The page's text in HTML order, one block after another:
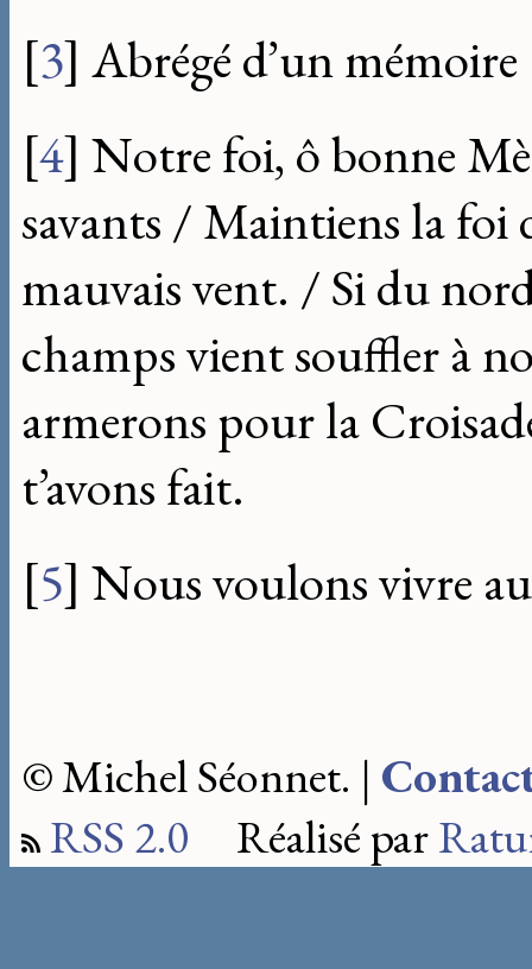
[3] Abrégé d’un mémoire
[4] Notre foi, ô bonne
savants / Maintiens la foi
mauvais vent. / Si du
champs vient souffler à
armerons pour la
t’avons fait.
[5] Nous voulons vivre
© Michel Séonnet. |
RSS 2.0 Réalisé par